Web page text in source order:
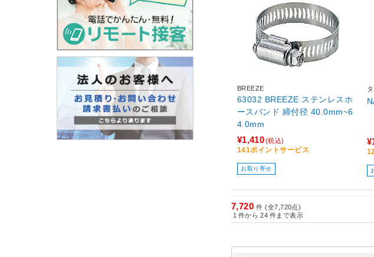
BREEZE
63032 BREEZE ステンレスホ
ースバンド 締付径 40.0mm~6
4.0mm
¥1,410(税込)
141ポイントサービス
お取り寄せ
7,720 件 (全7,720点)
1 件から 24 件まで表示